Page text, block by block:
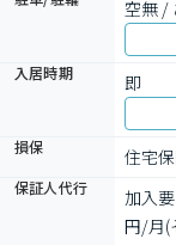
空無 /
入居時期
即
損保
住宅
保証人代行
加入
円/月(